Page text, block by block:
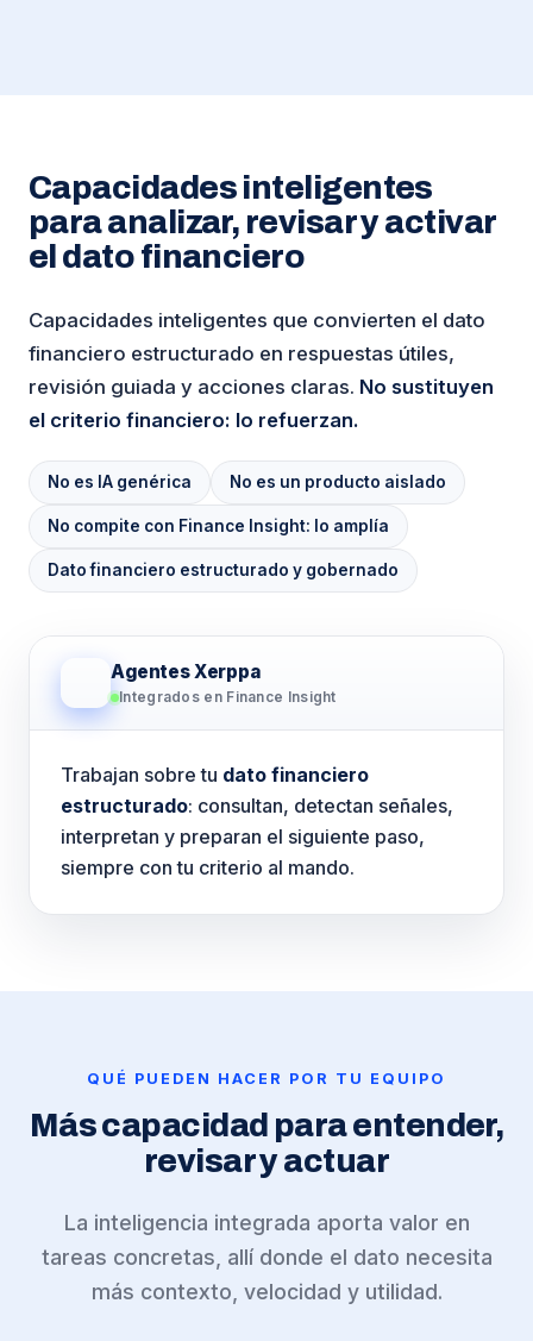
Capacidades inteligentes
para analizar, revisar y activar
el dato financiero
Capacidades inteligentes que convierten el dato
financiero estructurado en respuestas útiles,
revisión guiada y acciones claras. No sustituyen
el criterio financiero: lo refuerzan.
No es IA genérica No es un producto aislado
No compite con Finance Insight: lo amplía
Dato financiero estructurado y gobernado
Agentes Xerppa
Integrados en Finance Insight
Trabajan sobre tu dato financiero
estructurado: consultan, detectan señales,
interpretan y preparan el siguiente paso,
siempre con tu criterio al mando.
QUÉ PUEDEN HACER POR TU EQUIPO
Más capacidad para entender,
revisar y actuar
La inteligencia integrada aporta valor en
tareas concretas, allí donde el dato necesita
más contexto, velocidad y utilidad.